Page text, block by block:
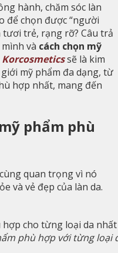
hành, chăm sóc làn
để chọn được “người
tươi trẻ, rạng rỡ? Câu trả
và cách chọn mỹ
Korcosmeticssẽ là kim
mỹ phẩm đa dạng, từ
hợp nhất, mang đến
phẩm phù
quan trọng vì nó
và vẻ đẹp của làn da.
phù hợp với từng loại